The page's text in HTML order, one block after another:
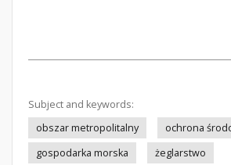
Subject and keywords:
obszar metropolitalny
ochrona
gospodarka morska
żeglarstwo